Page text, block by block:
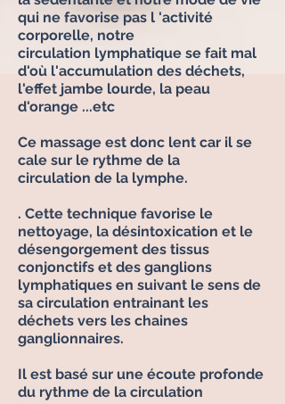
qui ne favorise pas l 'activité
corporelle, notre
circulation lymphatique se fait mal
d'où l'accumulation des déchets,
l'effet jambe lourde, la peau
d'orange ...etc
Ce massage est donc lent car il se
cale sur le rythme de la
circulation de la lymphe.
. Cette technique favorise le
nettoyage, la désintoxication et le
désengorgement des tissus
conjonctifs et des ganglions
lymphatiques en suivant le sens de
sa circulation entrainant les
déchets vers les chaines
ganglionnaires.
Il est basé sur une écoute profonde
du rythme de la circulation